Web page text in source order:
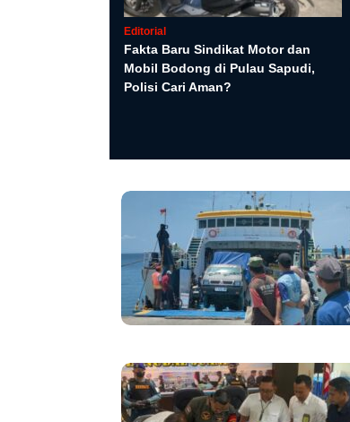
Editorial
Fakta Baru Sindikat Motor dan
Mobil Bodong di Pulau Sapudi,
Polisi Cari Aman?